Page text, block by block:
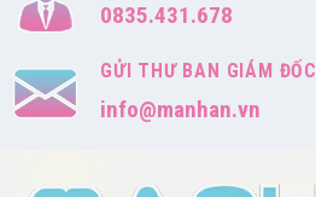
0835.431.678
GỬI THƯ BAN GIÁM ĐỐC
info@manhan.vn